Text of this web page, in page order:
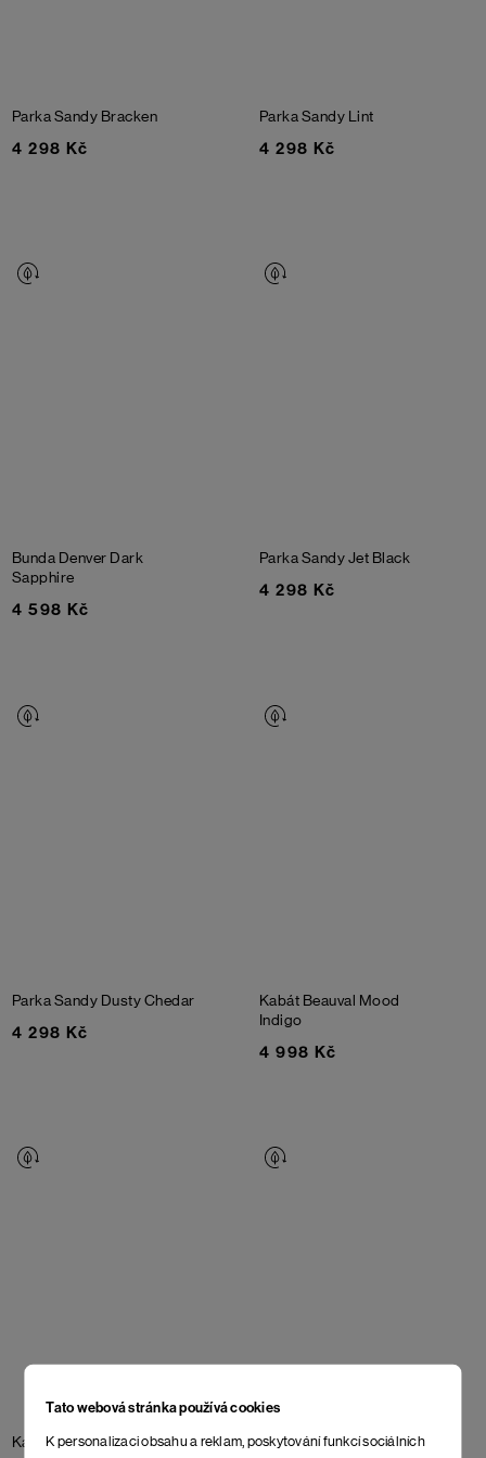
Tato webová stránka používá cookies
K personalizaci obsahu a reklam, poskytování funkcí sociálních
Parka Sandy Bracken
4 298 Kč
Parka Sandy Lint
4 298 Kč
Bunda Denver Dark
Sapphire
4 598 Kč
Parka SandyJet Black
4 298 Kč
Parka Sandy Dusty Chedar
4 298 Kč
Kabát Beauval Mood
Indigo
4 998 Kč
Kabát BeauvalRooibos Tea Kabát BeauvalAnthracite